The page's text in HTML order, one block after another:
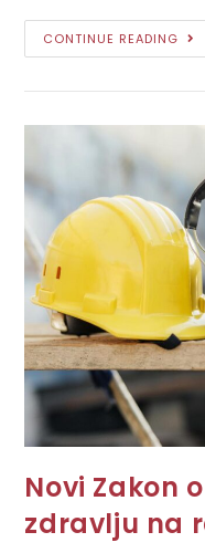
CONTINUE READING
Novi Zakon
zdravlju na